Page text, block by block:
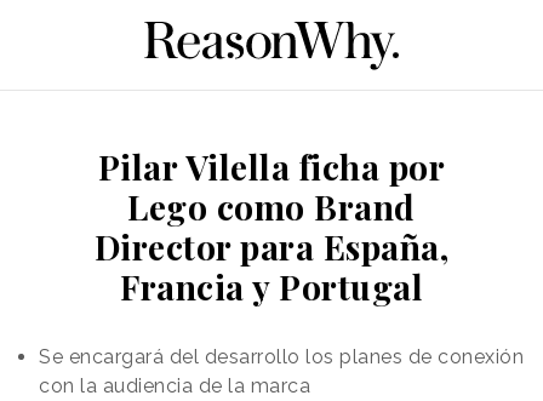
Pilar Vilella ficha por
Lego como Brand
Director para España,
Francia y Portugal
Se encargará del desarrollo los planes de conexión
con la audiencia de la marca